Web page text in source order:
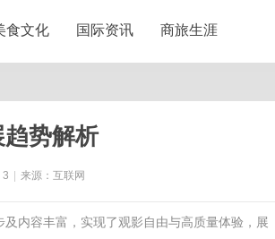
食文化 国际资讯 商旅生涯
势解析
3 来源：互联网
内容丰富，实现了观影自由与高质量体验，展